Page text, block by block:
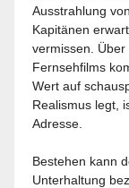
Ausstrahlung
Kapitänen
vermissen.
Fernsehfilms
Wert auf
Realismus legt,
Adresse.
Bestehen kann
Unterhaltung